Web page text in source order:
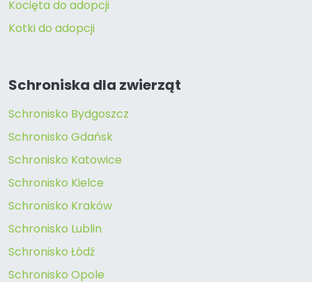
Kocięta do adopcji
Kotki do adopcji
Schroniska dla zwierząt
Schronisko Bydgoszcz
Schronisko Gdańsk
Schronisko Katowice
Schronisko Kielce
Schronisko Kraków
Schronisko Lublin
Schronisko Łódź
Schronisko Opole